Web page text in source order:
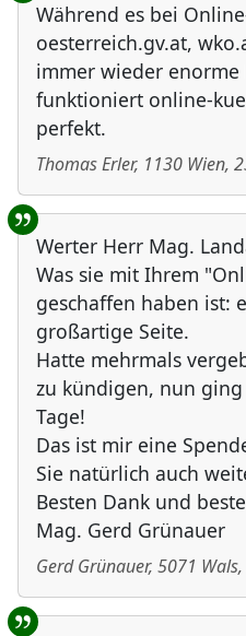
Während es bei
oesterreich.gv.at,
immer wieder
funktioniert online-
perfekt.
Thomas Erler, 1130 Wien,
Werter Herr Mag.
Was sie mit Ihrem
geschaffen haben ist:
großartige Seite.
Hatte mehrmals
zu kündigen, nun
Tage!
Das ist mir eine
Sie natürlich auch
Besten Dank und
Mag. Gerd Grünauer
Gerd Grünauer, 5071 Wals,